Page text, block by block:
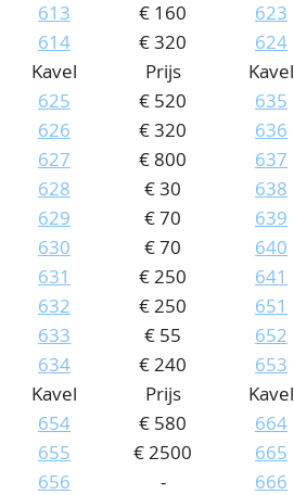
613
€ 160
614
€ 320
623
624
Kavel
Prijs
625
€ 520
626
€ 320
627
€ 800
628
€ 30
629
€ 70
630
€ 70
631
€ 250
632
€ 250
633
€ 55
634
€ 240
Kavel
635
636
637
638
639
640
641
651
652
653
Kavel
Prijs
654
€ 580
655
€ 2500
656
-
Kavel
664
665
666